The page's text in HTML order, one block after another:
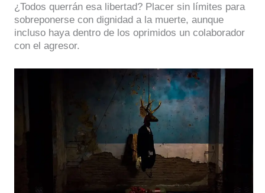
¿Todos querrán esa libertad? Placer sin límites para
sobreponerse con dignidad a la muerte, aunque
incluso haya dentro de los oprimidos un colaborador
con el agresor.